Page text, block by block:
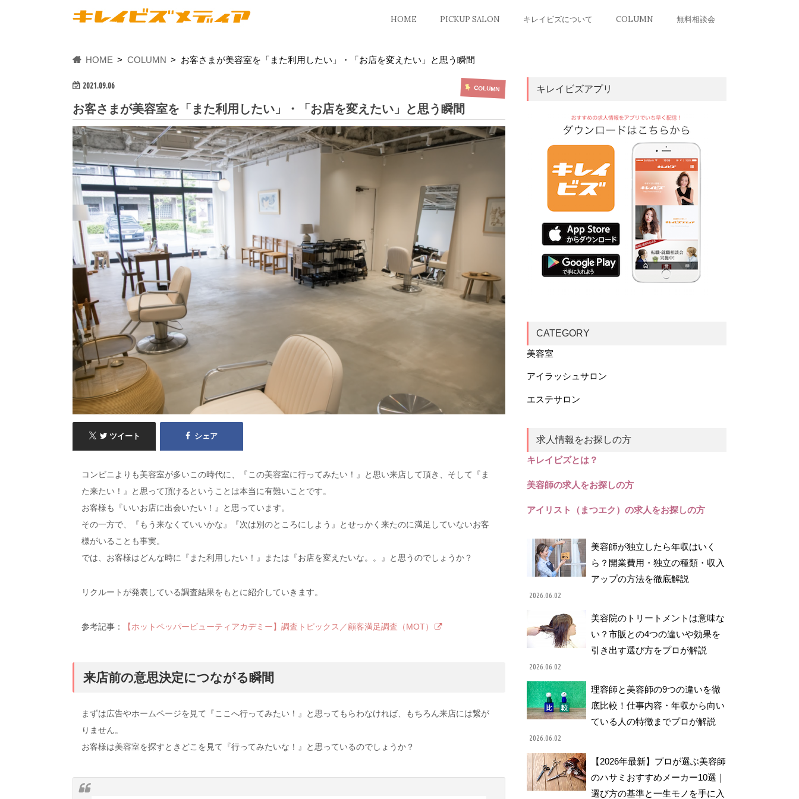
HOME PICKUP SALON キレイビズについて COLUMN 無料相談会
HOME COLUMN お客さまが美容室を「また利用したい」・「お店を変えたい」と思う瞬間
2021.09.06 COLUMN
お客さまが美容室を「また利用したい」・「お店を変えたい」と思う瞬間
ツイート シェア
コンビニよりも美容室が多いこの時代に、『この美容室に行ってみたい！』と思い来店して頂き、そして『ま
た来たい！』と思って頂けるということは本当に有難いことです。
お客様も『いいお店に出会いたい！』と思っています。
その一方で、『もう来なくていいかな』『次は別のところにしよう』とせっかく来たのに満足していないお客
様がいることも事実。
では、お客様はどんな時に『また利用したい！』または『お店を変えたいな。。』と思うのでしょうか？
リクルートが発表している調査結果をもとに紹介していきます。
参考記事： 【ホットペッパービューティアカデミー】調査トピックス／顧客満足調査（MOT）
来店前の意思決定につながる瞬間
まずは広告やホームページを見て『ここへ行ってみたい！』と思ってもらわなければ、もちろん来店には繋が
りません。
お客様は美容室を探すときどこを見て『行ってみたいな！』と思っているのでしょうか？
キレイビズアプリ
CATEGORY
美容室
アイラッシュサロン
エステサロン
求人情報をお探しの方
キレイビズとは？
美容師の求人をお探しの方
アイリスト（まつエク）の求人をお探しの方
美容師が独立したら年収はいく
ら？開業費用・独立の種類・収入
アップの方法を徹底解説
2026.06.02
美容院のトリートメントは意味な
い？市販との4つの違いや効果を
引き出す選び方をプロが解説
2026.06.02
理容師と美容師の9つの違いを徹
底比較！仕事内容・年収から向い
ている人の特徴までプロが解説
2026.06.02
【2026年最新】プロが選ぶ美容師
のハサミおすすめメーカー10選｜
選び方の基準と一生モノを手に入